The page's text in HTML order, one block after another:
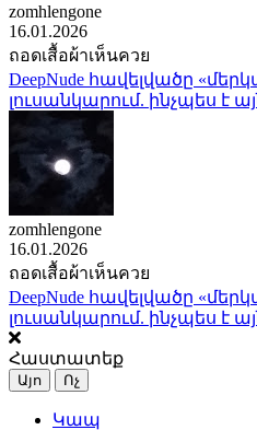
zomhlengone
16.01.2026
ถอดเสื้อผ้าเห็นควย
DeepNude հավելվածը
լուսանկարում. ինչպես է
zomhlengone
16.01.2026
ถอดเสื้อผ้าเห็นควย
DeepNude հավելվածը
լուսանկարում. ինչպես է
Հաստատեք
Այո Ոչ
Կապ